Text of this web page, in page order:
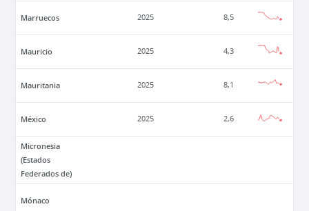
Marruecos 2025 8,5
Mauricio 2025 4,3
Mauritania 2025 8,1
México 2025 2,6
Micronesia
(Estados
Federados de)
Mónaco